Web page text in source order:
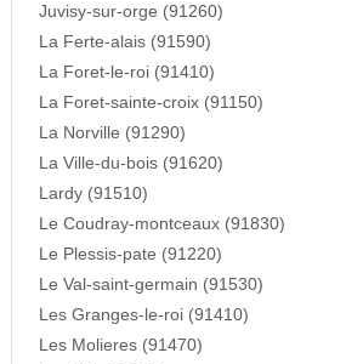
Juvisy-sur-orge (91260)
La Ferte-alais (91590)
La Foret-le-roi (91410)
La Foret-sainte-croix (91150)
La Norville (91290)
La Ville-du-bois (91620)
Lardy (91510)
Le Coudray-montceaux (91830)
Le Plessis-pate (91220)
Le Val-saint-germain (91530)
Les Granges-le-roi (91410)
Les Molieres (91470)